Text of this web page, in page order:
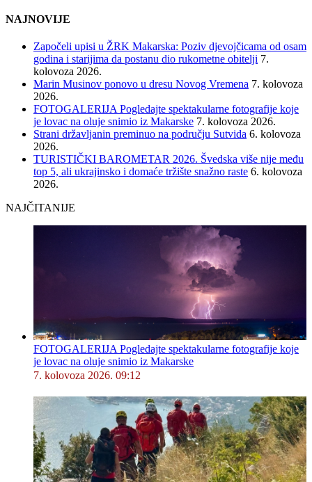
NAJNOVIJE
Započeli upisi u ŽRK Makarska: Poziv djevojčicama od osam
godina i starijima da postanu dio rukometne obitelji 7.
kolovoza 2026.
Marin Musinov ponovo u dresu Novog Vremena 7. kolovoza
2026.
FOTOGALERIJA Pogledajte spektakularne fotografije koje
je lovac na oluje snimio iz Makarske 7. kolovoza 2026.
Strani državljanin preminuo na području Sutvida 6. kolovoza
2026.
TURISTIČKI BAROMETAR 2026. Švedska više nije među
top 5, ali ukrajinsko i domaće tržište snažno raste 6. kolovoza
2026.
NAJČITANIJE
FOTOGALERIJA Pogledajte spektakularne fotografije koje
je lovac na oluje snimio iz Makarske
7. kolovoza 2026. 09:12